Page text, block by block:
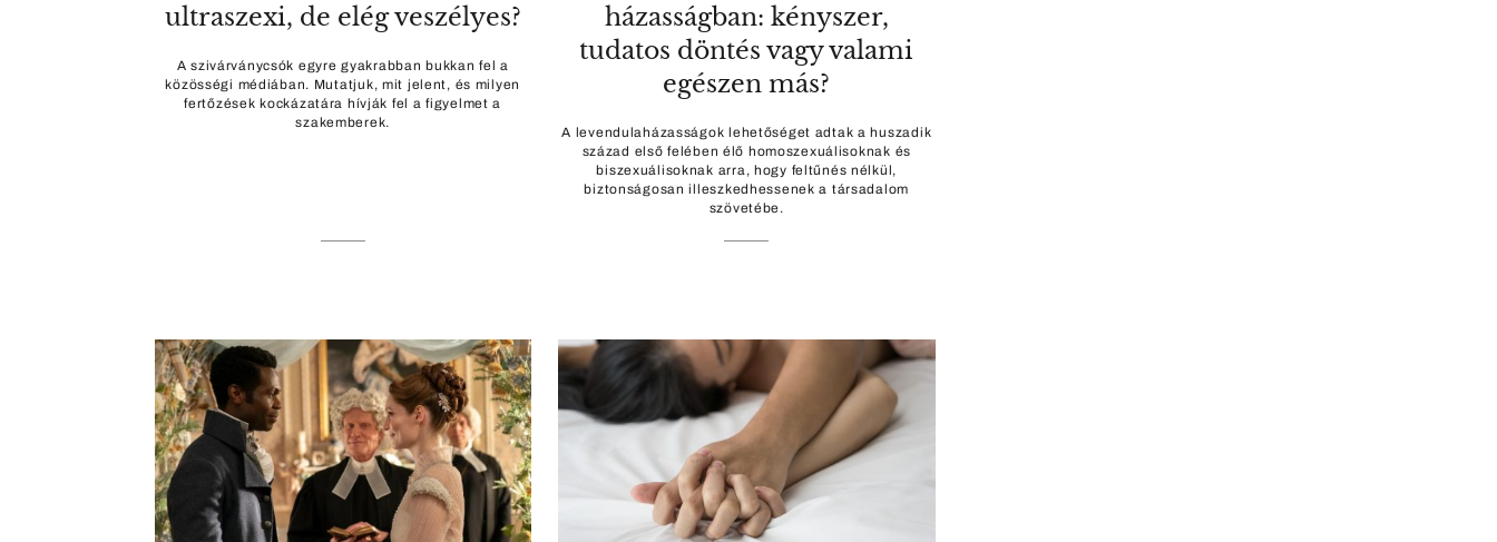
ultraszexi, de elég veszélyes?
A szivárványcsók egyre gyakrabban bukkan fel a
közösségi médiában. Mutatjuk, mit jelent, és milyen
fertőzések kockázatára hívják fel a figyelmet a
szakemberek.
házasságban: kényszer,
tudatos döntés vagy valami
egészen más?
A levendulaházasságok lehetőséget adtak a huszadik
század első felében élő homoszexuálisoknak és
biszexuálisoknak arra, hogy feltűnés nélkül,
biztonságosan illeszkedhessenek a társadalom
szövetébe.